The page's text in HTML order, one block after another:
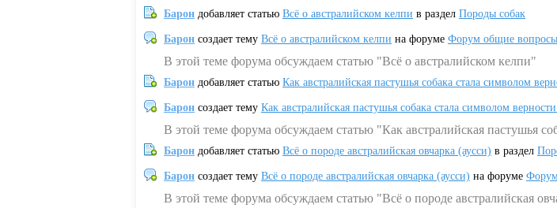
Барон добавляет статью Всё о австралийском келпи в раздел Породы собак
Барон создает тему Всё о австралийском келпи на форуме Форум общие вопросы
В этой теме форума обсуждаем статью "Всё о австралийском келпи"
Барон добавляет статью Как австралийская пастушья собака стала символом
Барон создает тему Как австралийская пастушья собака стала символом
В этой теме форума обсуждаем статью "Как австралийская пастушья
Барон добавляет статью Всё о породе австралийская овчарка (аусси) в раздел
Барон создает тему Всё о породе австралийская овчарка (аусси) на форуме
В этой теме форума обсуждаем статью "Всё о породе австралийская